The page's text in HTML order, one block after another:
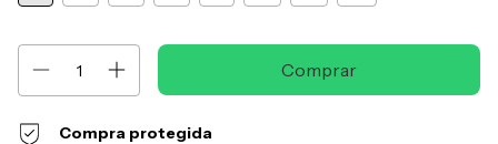
Compra protegida